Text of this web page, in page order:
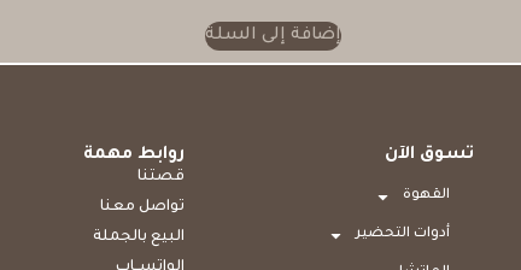
إضافة إلى السلة
تسوق الآن
القهوة
أدوات التحضير
روابط مهمة
قصتنا
تواصل معنا
البيع بالجملة